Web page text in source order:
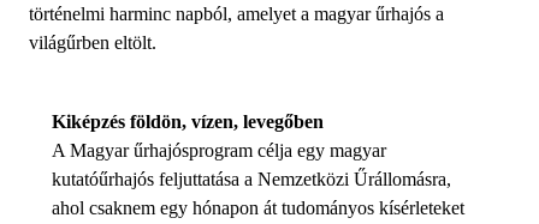
történelmi harminc napból, amelyet a magyar űrhajós a
világűrben eltölt.
Kiképzés földön, vízen, levegőben
A Magyar űrhajósprogram célja egy magyar
kutatóűrhajós feljuttatása a Nemzetközi Űrállomásra,
ahol csaknem egy hónapon át tudományos kísérleteket